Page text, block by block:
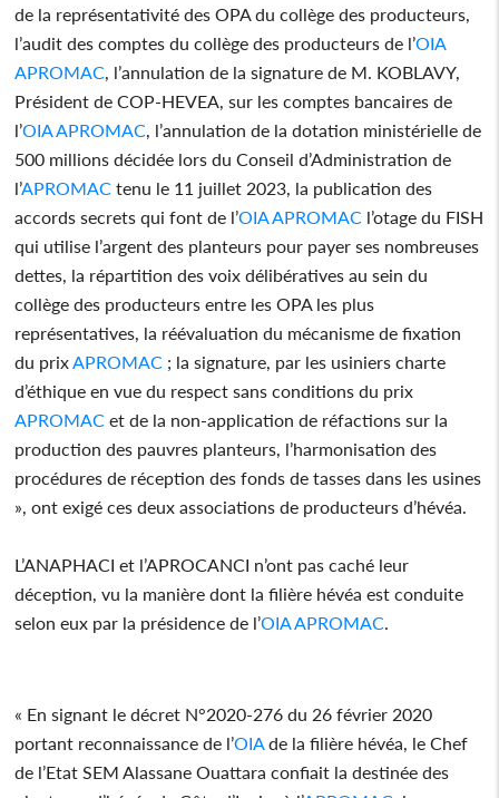
de la représentativité des OPA du collège des producteurs,
l’audit des comptes du collège des producteurs de l’OIA
APROMAC , l’annulation de la signature de M. KOBLAVY,
Président de COP-HEVEA, sur les comptes bancaires de
l’OIA APROMAC , l’annulation de la dotation ministérielle de
500 millions décidée lors du Conseil d’Administration de
l’APROMAC tenu le 11 juillet 2023, la publication des
accords secrets qui font de l’OIA APROMAC l’otage du FISH
qui utilise l’argent des planteurs pour payer ses nombreuses
dettes, la répartition des voix délibératives au sein du
collège des producteurs entre les OPA les plus
représentatives, la réévaluation du mécanisme de fixation
du prix APROMAC ; la signature, par les usiniers charte
d’éthique en vue du respect sans conditions du prix
APROMAC et de la non-application de réfactions sur la
production des pauvres planteurs, l’harmonisation des
procédures de réception des fonds de tasses dans les usines
», ont exigé ces deux associations de producteurs d’hévéa.
L’ANAPHACI et l’APROCANCI n’ont pas caché leur
déception, vu la manière dont la filière hévéa est conduite
selon eux par la présidence de l’OIA APROMAC
« En signant le décret N°2020-276 du 26 février 2020
portant reconnaissance de l’OIA de la filière hévéa, le Chef
de l’Etat SEM Alassane Ouattara confiait la destinée des